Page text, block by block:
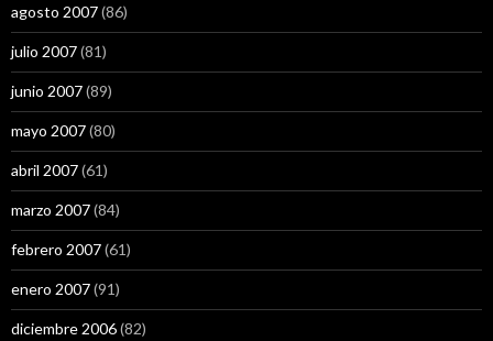
agosto 2007(86)
julio 2007(81)
junio 2007(89)
mayo 2007(80)
abril 2007(61)
marzo 2007(84)
febrero 2007(61)
enero 2007(91)
diciembre 2006(82)